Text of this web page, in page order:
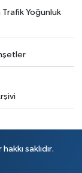
Trafik Yoğunluk
saklıdır.